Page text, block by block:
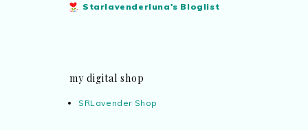
Starlavenderluna's Bloglist
my digital shop
SRLavender Shop